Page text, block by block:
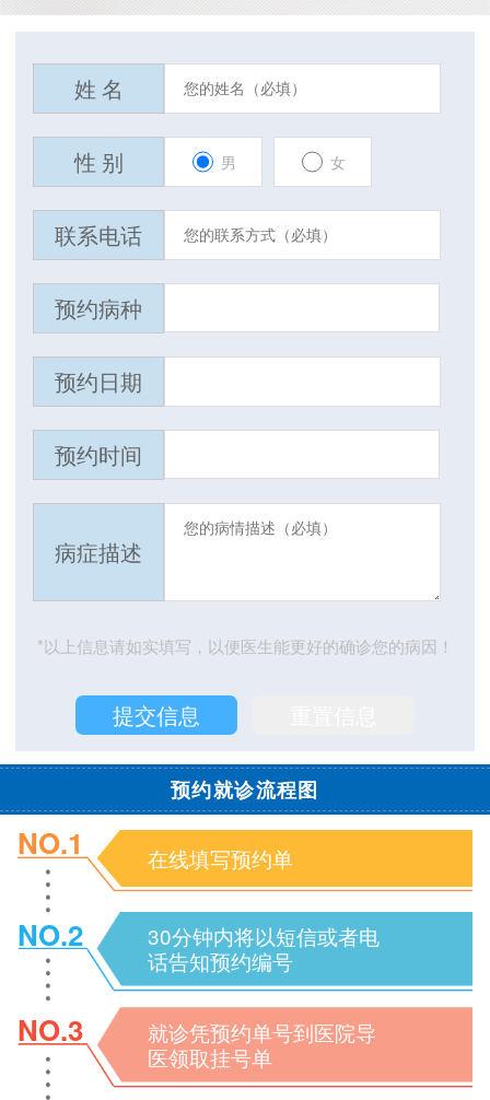
姓 名
性 别 男 女
联系电话
预约病种
预约日期
预约时间
病症描述
*以上信息请如实填写，以便医生能更好的确诊您的病因！
预约就诊流程图
NO.1 在线填写预约单
NO.2
30分钟内将以短信或者电
话告知预约编号
NO.3
就诊凭预约单号到医院导
医领取挂号单